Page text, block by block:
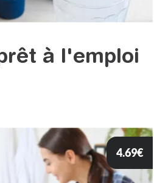
à l'emploi
4.69€